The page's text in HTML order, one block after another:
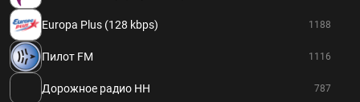
Europa Plus (128 kbps) 1188
Пилот FM 1116
Дорожное радио НН 787